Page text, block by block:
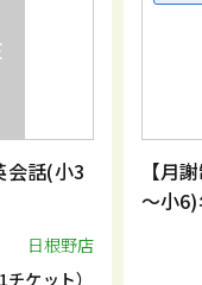
【月謝制】ECC
～小6)年43回